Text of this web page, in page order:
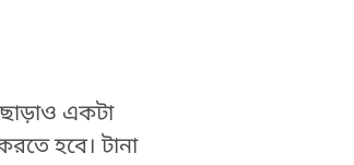
একটা
হবে। টানা